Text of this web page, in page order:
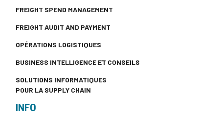
FREIGHT SPEND MANAGEMENT
FREIGHT AUDIT AND PAYMENT
OPÉRATIONS LOGISTIQUES
BUSINESS INTELLIGENCE ET CONSEILS
SOLUTIONS INFORMATIQUES
POUR LA SUPPLY CHAIN
INFO